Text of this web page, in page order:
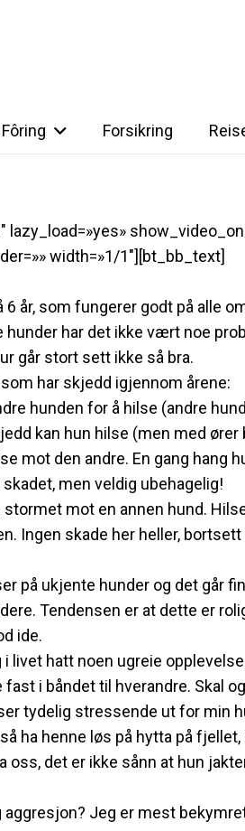
Fôring Forsikring
lazy_load=»yes»
width=»1/1″][bt_bb_text]
6 år, som fungerer godt på alle
hunder har det ikke vært noe
går stort sett ikke så bra.
har skjedd igjennom årene:
hunden for å hilse (andre
kan hun hilse (men med ører
mot den andre. En gang hang
men veldig ubehagelig!
mot en annen hund.
Ingen skade her heller,
på ukjente hunder og det går
Tendensen er at dette er
ide.
livet hatt noen ugreie
i båndet til hverandre. Skal
tydelig stressende ut for min
ha henne løs på hytta på
det er ikke sånn at hun
Jeg er mest